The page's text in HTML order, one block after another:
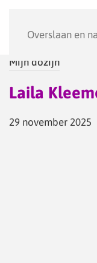
Overslaan en
Mijn dozijn
Laila
29 november 2025